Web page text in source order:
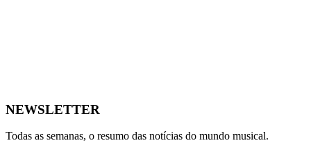
NEWSLETTER
Todas as semanas, o resumo das notícias do mundo musical.